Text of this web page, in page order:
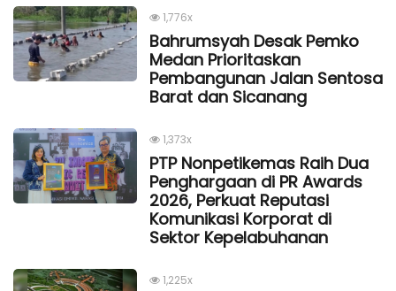
1,776x
Bahrumsyah Desak Pemko
Medan Prioritaskan
Pembangunan Jalan Sentosa
Barat dan Sicanang
1,373x
PTP Nonpetikemas Raih Dua
Penghargaan di PR Awards
2026, Perkuat Reputasi
Komunikasi Korporat di
Sektor Kepelabuhanan
1,225x